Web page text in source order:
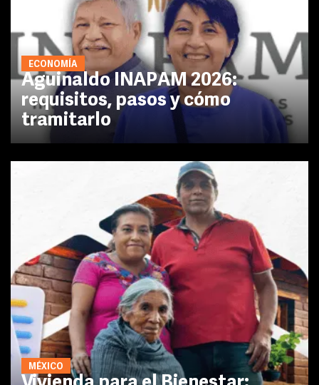
ECONOMÍA
Aguinaldo INAPAM 2026:
requisitos, pasos y cómo
tramitarlo
MÉXICO